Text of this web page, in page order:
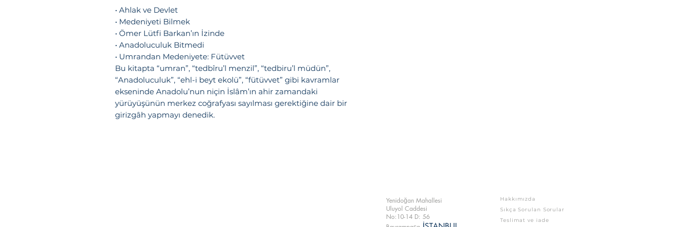
• Ahlak ve Devlet
• Medeniyeti Bilmek
• Ömer Lütfi Barkan’ın İzinde
• Anadoluculuk Bitmedi
• Umrandan Medeniyete: Fütüvvet
Bu kitapta “umran”, “tedbîru’l menzil”, “tedbiru’l müdün”,
“Anadoluculuk”, “ehl-i beyt ekolü”, “fütüvvet” gibi kavramlar
ekseninde Anadolu’nun niçin İslâm’ın ahir zamandaki
yürüyüşünün merkez coğrafyası sayılması gerektiğine dair bir
girizgâh yapmayı denedik.
Yenidoğan Mahallesi
Uluyol Caddesi
No:10-14 D: 56
Hakkımızda
Sıkça Sorulan Sorular
Teslimat ve iade